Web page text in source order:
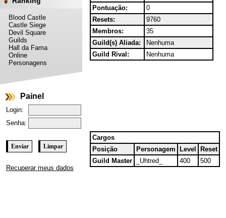
Blood Castle
Castle Siege
Devil Square
Guilds
Hall da Fama
Online
Personagens
Pontuação:
0
Resets:
9760
Membros:
35
Guild(s) Aliada:
Nenhuma
Guild Rival:
Nenhuma
Cargos
Posição
Personagem Level
Reset
Guild Master
_Uhtred_ 400 500
Painel
Login:
Senha:
Recuperar meus dados